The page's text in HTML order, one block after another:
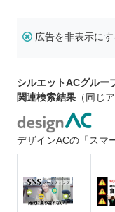
広告を非表示にす
シルエットACグル
関連検索結果 （同じ
デザインACの「ス